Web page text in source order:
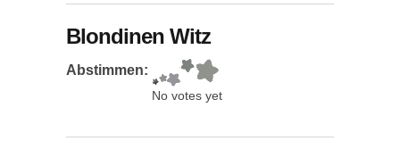
Blondinen Witz
Abstimmen:
No votes yet